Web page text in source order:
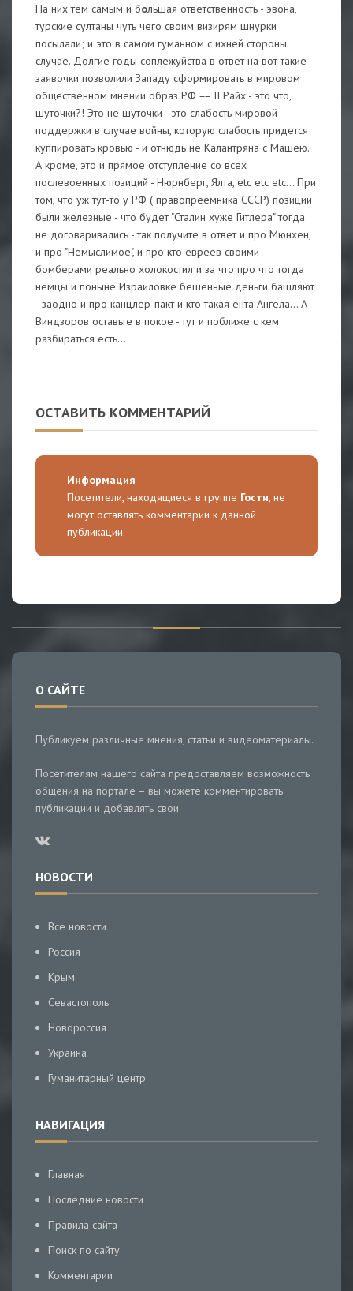
На них тем самым и большая ответственность - эвона,
турские султаны чуть чего своим визирям шнурки
посылали; и это в самом гуманном с ихней стороны
случае. Долгие годы соплежуйства в ответ на вот такие
заявочки позволили Западу сформировать в мировом
общественном мнении образ РФ == II Райх - это что,
шуточки?! Это не шуточки - это слабость мировой
поддержки в случае войны, которую слабость придется
куппировать кровью - и отнюдь не Калантряна с Машею.
А кроме, это и прямое отступление со всех
послевоенных позиций - Нюрнберг, Ялта, etc etc etc... При
том, что уж тут-то у РФ ( правопреемника СССР) позиции
были железные - что будет "Сталин хуже Гитлера" тогда
не договаривались - так получите в ответ и про Мюнхен,
и про "Немыслимое", и про кто евреев своими
бомберами реально холокостил и за что про что тогда
немцы и поныне Израиловке бешенные деньги башляют
- заодно и про канцлер-пакт и кто такая ента Ангела... А
Виндзоров оставьте в покое - тут и поближе с кем
разбираться есть...
ОСТАВИТЬ КОММЕНТАРИЙ
Информация
Посетители, находящиеся в группе Гости, не
могут оставлять комментарии к данной
публикации.
О САЙТЕ
Публикуем различные мнения, статьи и видеоматериалы.
Посетителям нашего сайта предоставляем возможность
общения на портале – вы можете комментировать
публикации и добавлять свои.
НОВОСТИ
Все новости
Россия
Крым
Севастополь
Новороссия
Украина
Гуманитарный центр
НАВИГАЦИЯ
Главная
Последние новости
Правила сайта
Поиск по сайту
Комментарии